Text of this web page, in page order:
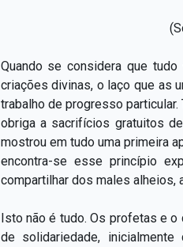
Quando se considera que
criações divinas, o laço que as
trabalho de progresso
obriga a sacrifícios gratuitos
mostrou em tudo uma primeira
encontra-se esse princípio
compartilhar dos males alheios,
Isto não é tudo. Os profetas e
de solidariedade,